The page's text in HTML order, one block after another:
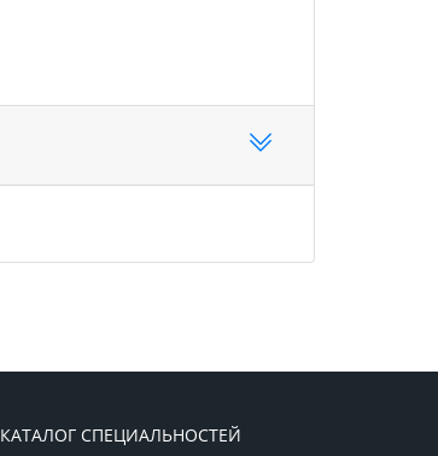
КАТАЛОГ СПЕЦИАЛЬНОСТЕЙ